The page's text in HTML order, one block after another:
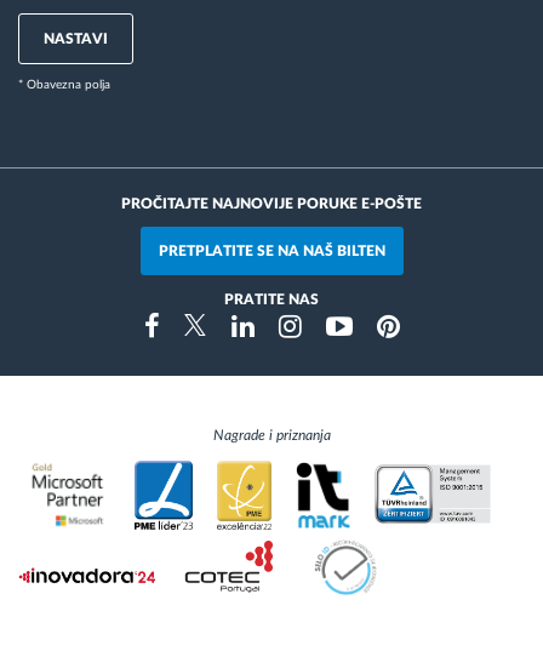
NASTAVI
* Obavezna polja
PROČITAJTE NAJNOVIJE PORUKE E-POŠTE
PRETPLATITE SE NA NAŠ BILTEN
PRATITE NAS
FacebookTwitterLinkedinInstragramYoutubePinterest
Nagrade i priznanja